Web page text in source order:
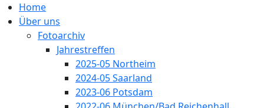
Home
Über uns
Fotoarchiv
Jahrestreffen
2025-05 Northeim
2024-05 Saarland
2023-06 Potsdam